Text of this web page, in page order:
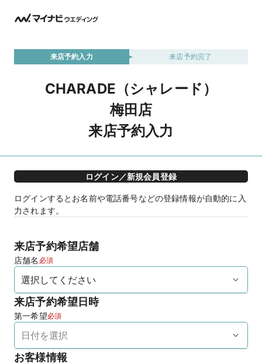
来店予約入力 来店予約完了
CHARADE（シャレード）
梅田店
来店予約入力
ログイン／新規会員登録
ログインするとお名前や電話番号などの登録情報が自動的に入
力されます。
来店予約希望店舗
店舗名 必須
来店予約希望日時
第一希望必須
お客様情報